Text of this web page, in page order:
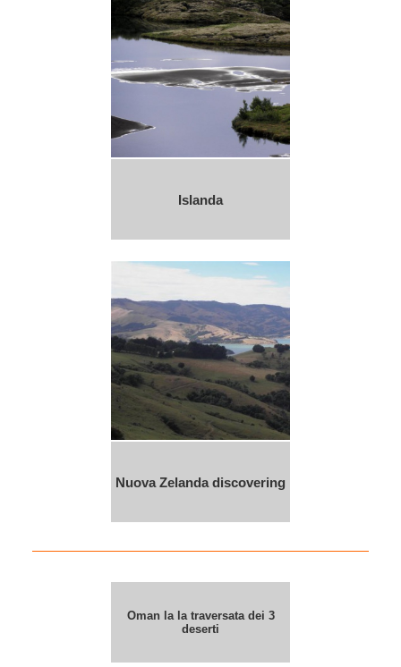
Islanda
Nuova Zelanda discovering
Oman la la traversata dei 3
deserti